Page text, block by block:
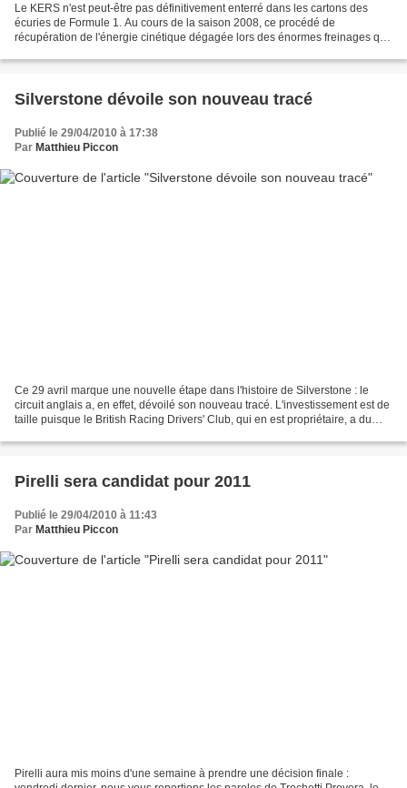
Le KERS n'est peut-être pas définitivement enterré dans les cartons des
écuries de Formule 1. Au cours de la saison 2008, ce procédé de
récupération de l'énergie cinétique dégagée lors des énormes freinages que
Silverstone dévoile son nouveau tracé
Publié le 29/04/2010 à 17:38
Par Matthieu Piccon
Ce 29 avril marque une nouvelle étape dans l'histoire de Silverstone : le
circuit anglais a, en effet, dévoilé son nouveau tracé. L'investissement est de
taille puisque le British Racing Drivers' Club, qui en est propriétaire, a du
Pirelli sera candidat pour 2011
Publié le 29/04/2010 à 11:43
Par Matthieu Piccon
Pirelli aura mis moins d'une semaine à prendre une décision finale :